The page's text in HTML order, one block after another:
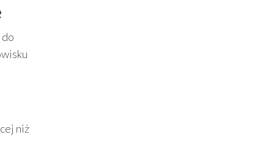
niż